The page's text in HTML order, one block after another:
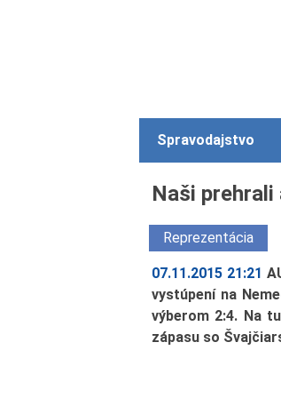
Spravodajstvo
Naši
Reprezentácia
07.11.2015 21:21
vystúpení na
výberom 2:4. Na
zápasu so